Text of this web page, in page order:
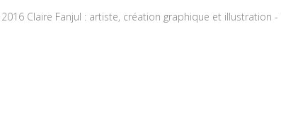
Claire Fanjul : artiste, création graphique et illustration